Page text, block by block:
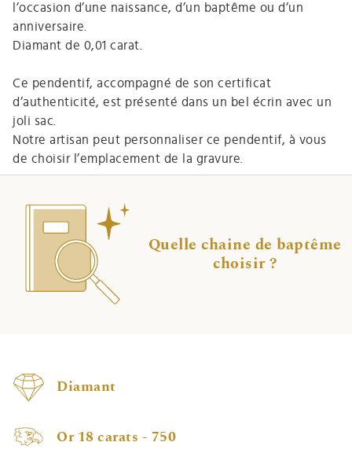
l’occasion d’une naissance, d’un baptême ou d’un
anniversaire.
Diamant de 0,01 carat.
Ce pendentif, accompagné de son certificat
d’authenticité, est présenté dans un bel écrin avec un
joli sac.
Notre artisan peut personnaliser ce pendentif, à vous
de choisir l’emplacement de la gravure.
Quelle chaine de baptême
choisir ?
Diamant
Or 18 carats - 750